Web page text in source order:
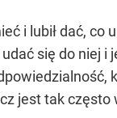
i lubił dać, co
się do niej i
jest tak często